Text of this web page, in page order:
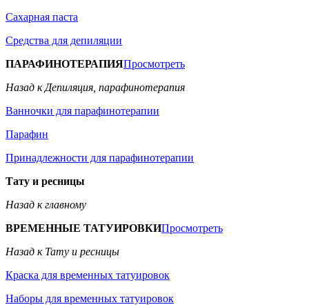
Сахарная паста
Средства для депиляции
ПАРАФИНОТЕРАПИЯПросмотреть
Назад к Депиляция, парафинотерапия
Ванночки для парафинотерапии
Парафин
Принадлежности для парафинотерапии
Тату и ресницы
Назад к главному
ВРЕМЕННЫЕ ТАТУИРОВКИПросмотреть
Назад к Тату и ресницы
Краска для временных татуировок
Наборы для временных татуировок